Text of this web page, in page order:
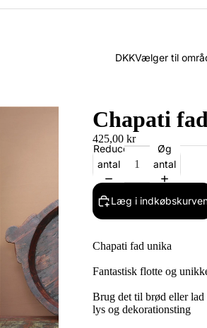
DKKVælger til
Chapati
425,00 kr
Reducer
antal
Øg
antal
Læg i
Chapati fad unika
Fantastisk flotte og
Brug det til brød eller lad
lys og dekorationsting